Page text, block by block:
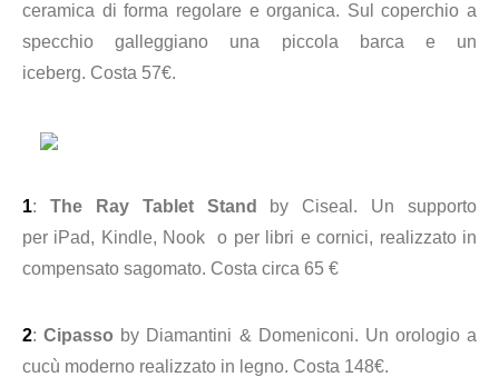
ceramica di forma regolare e organica. Sul coperchio a
specchio galleggiano una piccola barca e un
iceberg. Costa 57€.
1: The Ray Tablet Stand
by Ciseal. Un supporto
per iPad, Kindle, Nook o per libri e cornici, realizzato in
compensato sagomato. Costa circa 65 €
2:Cipasso by Diamantini & Domeniconi. Un orologio a
cucù moderno realizzato in legno. Costa 148€.